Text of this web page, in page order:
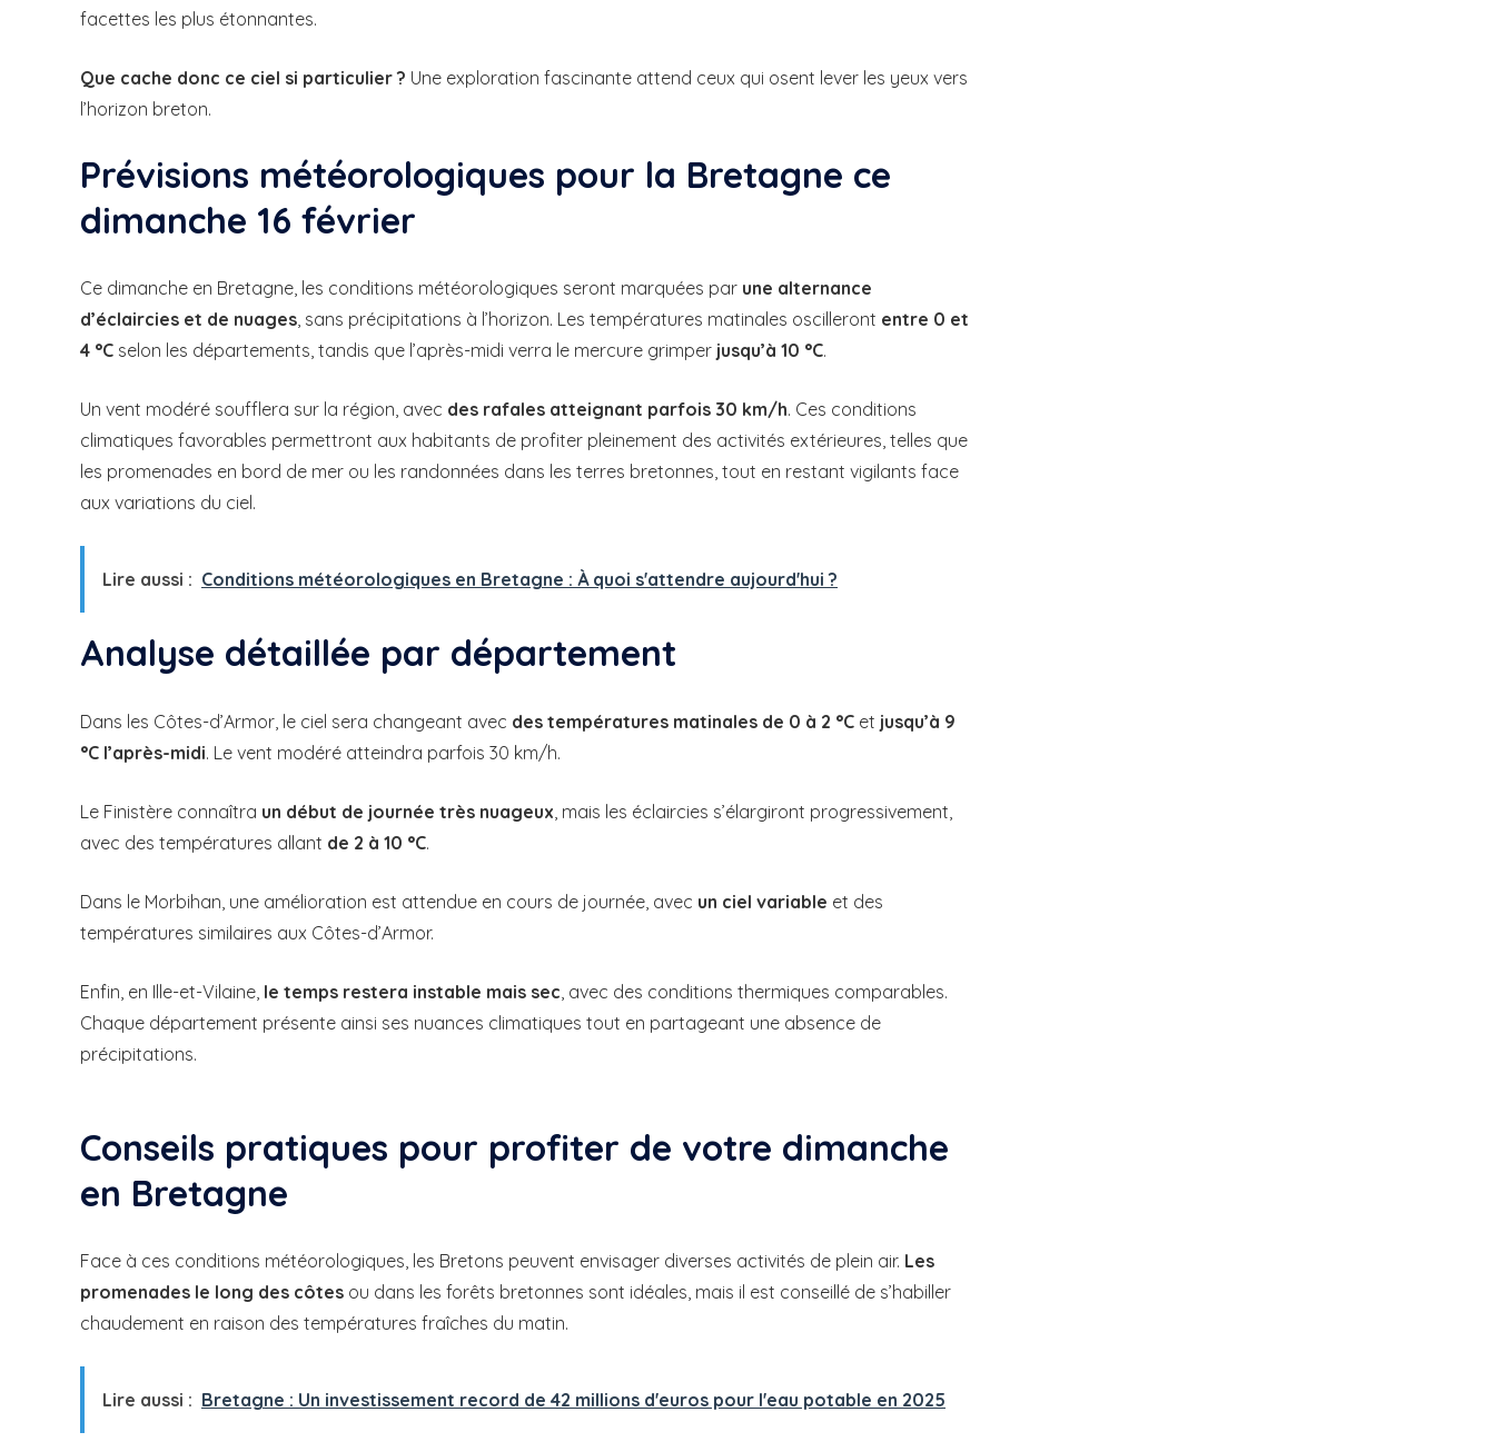
facettes les plus étonnantes.
Que cache donc ce ciel si particulier ? Une exploration fascinante attend ceux qui osent lever les yeux vers
l’horizon breton.
Prévisions météorologiques pour la Bretagne ce
dimanche 16 février
Ce dimanche en Bretagne, les conditions météorologiques seront marquées par une alternance
d’éclaircies et de nuages, sans précipitations à l’horizon. Les températures matinales oscilleront entre 0 et
4 °C selon les départements, tandis que l’après-midi verra le mercure grimper jusqu’à 10 °C.
Un vent modéré soufflera sur la région, avec des rafales atteignant parfois 30 km/h. Ces conditions
climatiques favorables permettront aux habitants de profiter pleinement des activités extérieures, telles que
les promenades en bord de mer ou les randonnées dans les terres bretonnes, tout en restant vigilants face
aux variations du ciel.
Lire aussi : Conditions météorologiques en Bretagne : À quoi s'attendre aujourd'hui ?
Analyse détaillée par département
Dans les Côtes-d’Armor, le ciel sera changeant avec des températures matinales de 0 à 2 °C et jusqu’à 9
°C l’après-midi. Le vent modéré atteindra parfois 30 km/h.
Le Finistère connaîtra un début de journée très nuageux , mais les éclaircies s’élargiront progressivement,
avec des températures allant de 2 à 10 °C.
Dans le Morbihan, une amélioration est attendue en cours de journée, avec un ciel variable et des
températures similaires aux Côtes-d’Armor.
Enfin, en Ille-et-Vilaine, le temps restera instable mais sec , avec des conditions thermiques comparables.
Chaque département présente ainsi ses nuances climatiques tout en partageant une absence de
précipitations.
Conseils pratiques pour profiter de votre dimanche
en Bretagne
Face à ces conditions météorologiques, les Bretons peuvent envisager diverses activités de plein air. Les
promenades le long des côtes ou dans les forêts bretonnes sont idéales, mais il est conseillé de s’habiller
chaudement en raison des températures fraîches du matin.
Lire aussi : Bretagne : Un investissement record de 42 millions d'euros pour l'eau potable en 2025